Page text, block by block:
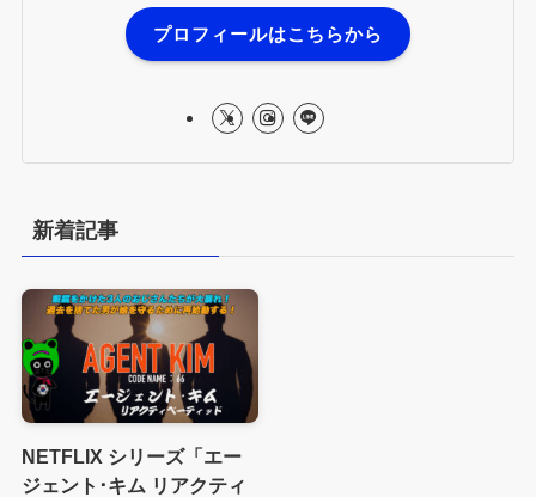
プロフィールはこちらから
新着記事
NETFLIX シリーズ「エー
ジェント･キム リアクティ